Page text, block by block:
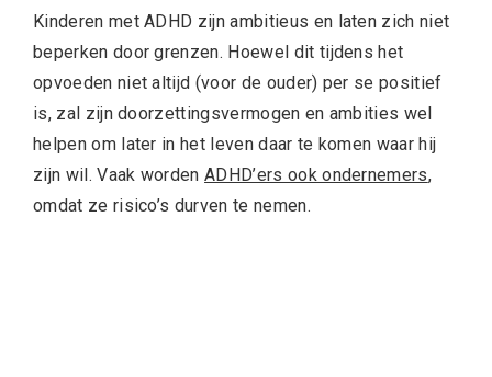
Kinderen met ADHD zijn ambitieus en laten zich niet
beperken door grenzen. Hoewel dit tijdens het
opvoeden niet altijd (voor de ouder) per se positief
is, zal zijn doorzettingsvermogen en ambities wel
helpen om later in het leven daar te komen waar hij
zijn wil. Vaak wordenADHD’ers ook ondernemers,
omdat ze risico’s durven te nemen.